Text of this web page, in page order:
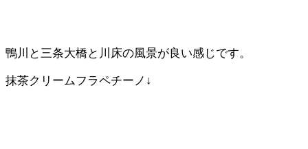
鴨川と三条大橋と川床の風景が良い感じです。
抹茶クリームフラペチーノ↓